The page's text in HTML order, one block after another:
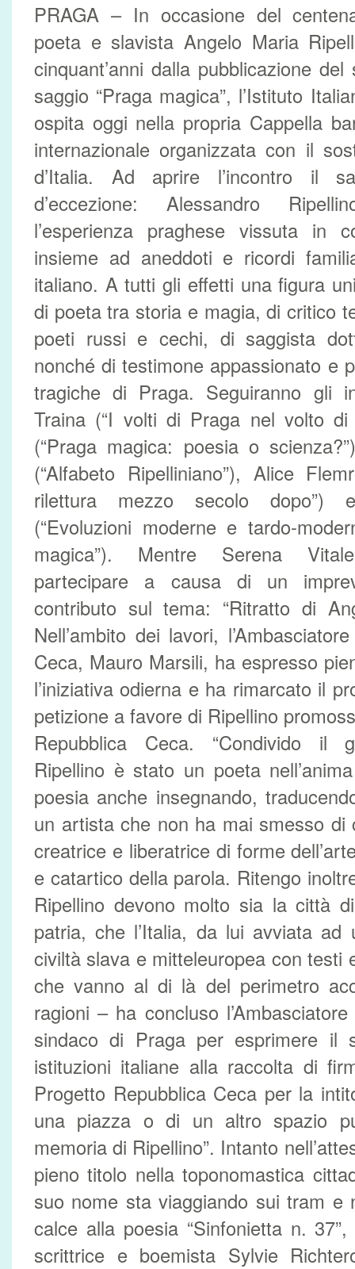
PRAGA – In occasione del
poeta e slavista Angelo Maria
cinquant’anni dalla pubblicazione
saggio “Praga magica”, l’Istituto
ospita oggi nella propria Cappella
internazionale organizzata con il
d’Italia. Ad aprire l’incontro il
d’eccezione: Alessandro
l’esperienza praghese vissuta in
insieme ad aneddoti e ricordi
italiano. A tutti gli effetti una figura
di poeta tra storia e magia, di critico
poeti russi e cechi, di saggista
nonché di testimone appassionato e
tragiche di Praga. Seguiranno gli
Traina (“I volti di Praga nel volto di
(“Praga magica: poesia o
(“Alfabeto Ripelliniano”), Alice
rilettura mezzo secolo dopo”)
(“Evoluzioni moderne e tardo-
magica”). Mentre Serena
partecipare a causa di un
contributo sul tema: “Ritratto di
Nell’ambito dei lavori,
Ceca, Mauro Marsili, ha espresso
l’iniziativa odierna e ha rimarcato il
petizione a favore di Ripellino
Repubblica Ceca. “Condivido il
Ripellino è stato un poeta
poesia anche insegnando,
un artista che non ha mai smesso di
creatrice e liberatrice di forme
e catartico della parola. Ritengo
Ripellino devono molto sia la città
patria, che l’Italia, da lui avviata ad
civiltà slava e mitteleuropea con testi
che vanno al di là del perimetro
ragioni – ha concluso
sindaco di Praga per esprimere il
istituzioni italiane alla raccolta di
Progetto Repubblica Ceca per la
una piazza o di un altro spazio
memoria di Ripellino”. Intanto
pieno titolo nella toponomastica
suo nome sta viaggiando sui tram e
calce alla poesia “Sinfonietta n.
scrittrice e boemista Sylvie